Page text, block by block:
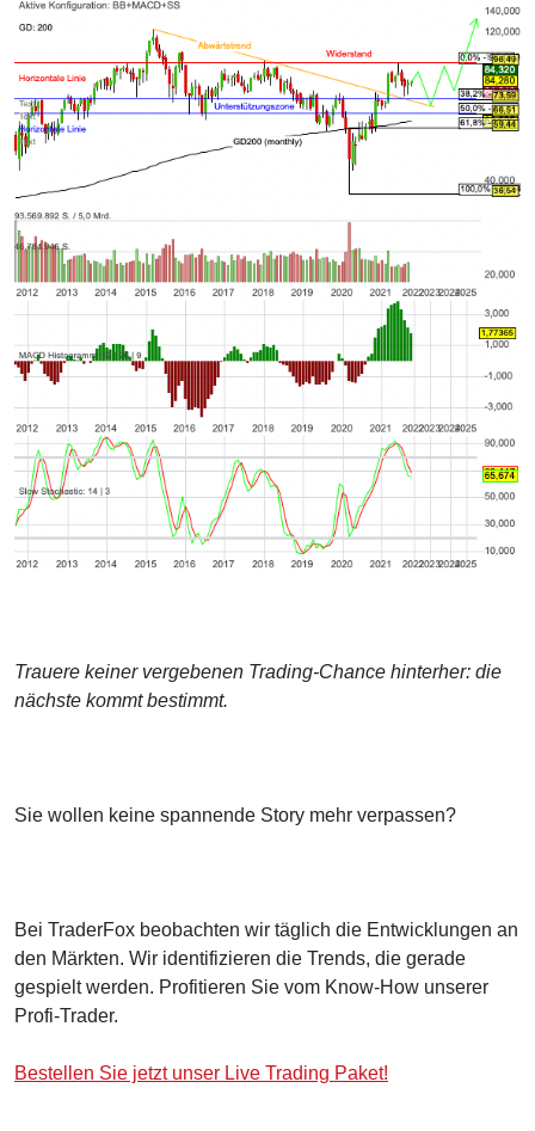
Trauere keiner vergebenen Trading-Chance hinterher: die
nächste kommt bestimmt.
Sie wollen keine spannende Story mehr verpassen?
Bei TraderFox beobachten wir täglich die Entwicklungen an
den Märkten. Wir identifizieren die Trends, die gerade
gespielt werden. Profitieren Sie vom Know-How unserer
Profi-Trader.
Bestellen Sie jetzt unser Live Trading Paket!